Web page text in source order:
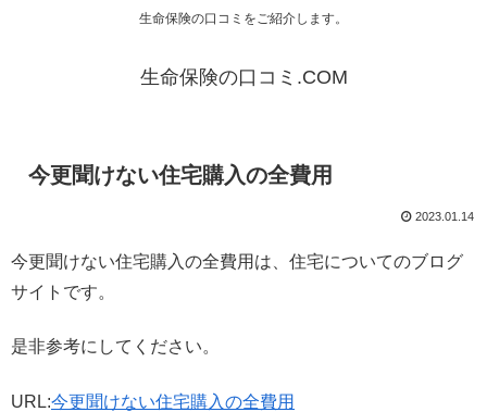
生命保険の口コミをご紹介します。
生命保険の口コミ.COM
今更聞けない住宅購入の全費用
2023.01.14
今更聞けない住宅購入の全費用は、住宅についてのブログ
サイトです。
是非参考にしてください。
URL:今更聞けない住宅購入の全費用